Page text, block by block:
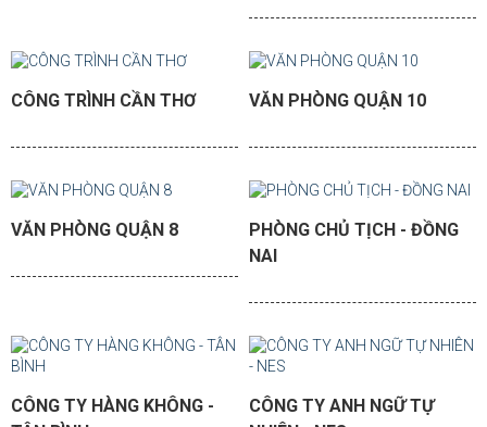
CÔNG TRÌNH CẦN THƠ VĂN PHÒNG QUẬN 10
VĂN PHÒNG QUẬN 8
PHÒNG CHỦ TỊCH - ĐỒNG
NAI
CÔNG TY HÀNG KHÔNG -
CÔNG TY ANH NGỮ TỰ